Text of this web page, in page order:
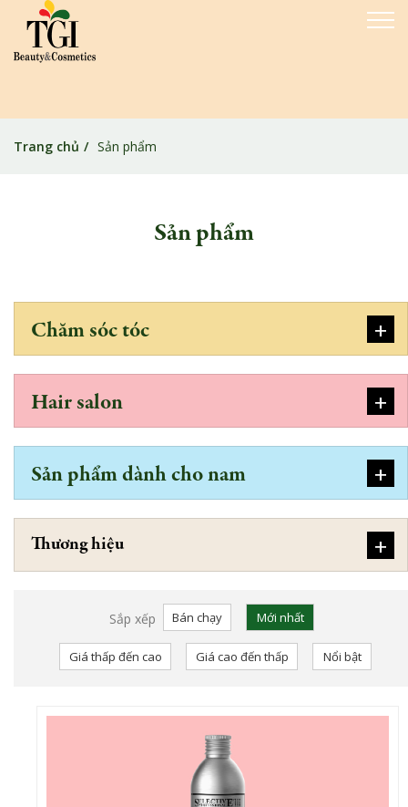
Trang chủ Sản phẩm
Sản phẩm
Chăm sóc tóc +
Hair salon +
Sản phẩm dành cho nam +
Thương hiệu +
Sắp xếp Bán chạy Mới nhất
Giá thấp đến cao Giá cao đến thấp Nổi bật